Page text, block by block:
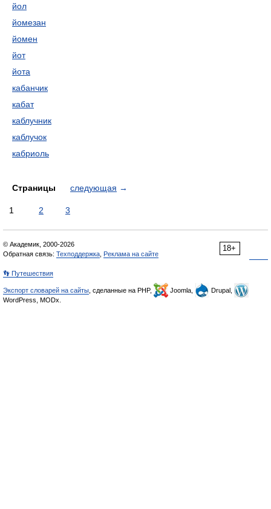
йол
йомезан
йомен
йот
йота
кабанчик
кабат
каблучник
каблучок
кабриоль
Страницы следующая →
1 2 3
18+
© Академик, 2000-2026
Обратная связь: Техподдержка Реклама на сайте
👣 Путешествия
Экспорт словарей на сайты , сделанные на PHP, Joomla,
Drupal,
WordPress, MODx.